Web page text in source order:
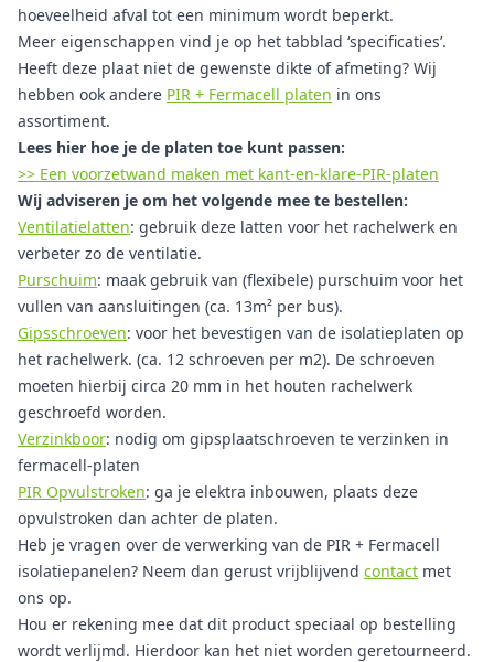
hoeveelheid afval tot een minimum wordt beperkt.
Meer eigenschappen vind je op het tabblad ‘specificaties’.
Heeft deze plaat niet de gewenste dikte of afmeting? Wij
hebben ook andere PIR + Fermacell platen in ons
assortiment.
Lees hier hoe je de platen toe kunt passen:
>> Een voorzetwand maken met kant-en-klare-PIR-platen
Wij adviseren je om het volgende mee te bestellen:
Ventilatielatten: gebruik deze latten voor het rachelwerk en
verbeter zo de ventilatie.
Purschuim: maak gebruik van (flexibele) purschuim voor het
vullen van aansluitingen (ca. 13m² per bus).
Gipsschroeven: voor het bevestigen van de isolatieplaten op
het rachelwerk. (ca. 12 schroeven per m2). De schroeven
moeten hierbij circa 20 mm in het houten rachelwerk
geschroefd worden.
Verzinkboor: nodig om gipsplaatschroeven te verzinken in
fermacell-platen
PIR Opvulstroken: ga je elektra inbouwen, plaats deze
opvulstroken dan achter de platen.
Heb je vragen over de verwerking van de PIR + Fermacell
isolatiepanelen? Neem dan gerust vrijblijvend contact met
ons op.
Hou er rekening mee dat dit product speciaal op bestelling
wordt verlijmd. Hierdoor kan het niet worden geretourneerd.